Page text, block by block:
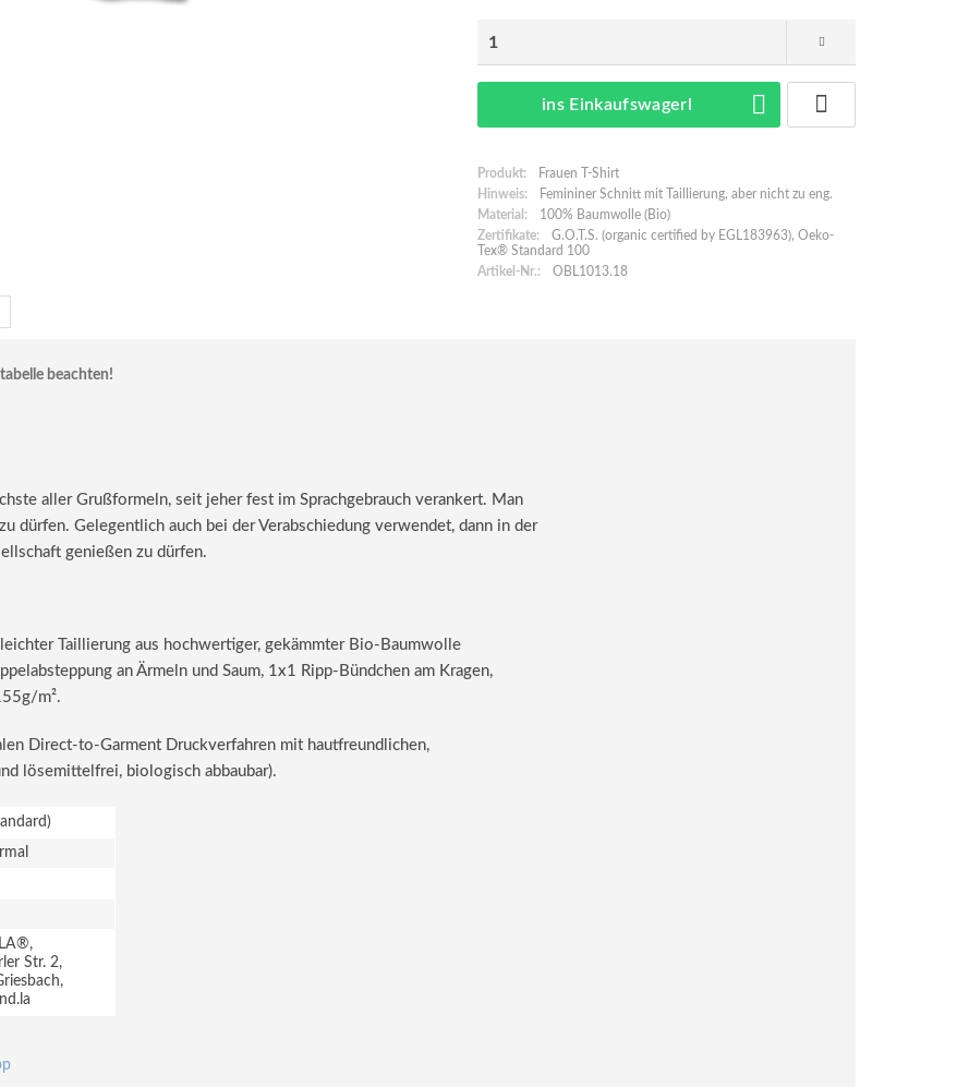
ins Einkaufswagerl
Produkt:
Frauen T-Shirt
Hinweis:
Femininer Schnitt mit Taillierung, aber nicht zu eng.
Material:
100% Baumwolle (Bio)
Zertifikate:
G.O.T.S. (organic certified by EGL183963), Oeko-
Tex® Standard 100
Artikel-Nr.:
OBL1013.18
beachten!
aller Grußformeln, seit jeher fest im Sprachgebrauch verankert. Man
dürfen. Gelegentlich auch bei der Verabschiedung verwendet, dann in der
genießen zu dürfen.
Taillierung aus hochwertiger, gekämmter Bio-Baumwolle
an Ärmeln und Saum, 1x1 Ripp-Bündchen am Kragen,
m².
Direct-to-Garment Druckverfahren mit hautfreundlichen,
lösemittelfrei, biologisch abbaubar).
Str. 2,